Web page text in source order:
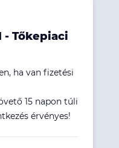
- Tőkepiaci
ha van fizetési
15 napon túli
érvényes!